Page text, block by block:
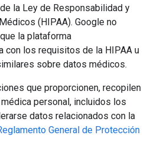
la Ley de Responsabilidad y
(HIPAA). Google no
la plataforma
con los requisitos de la HIPAA u
sobre datos médicos.
que proporcionen, recopilen
personal, incluidos los
datos relacionados con la
General de Protección